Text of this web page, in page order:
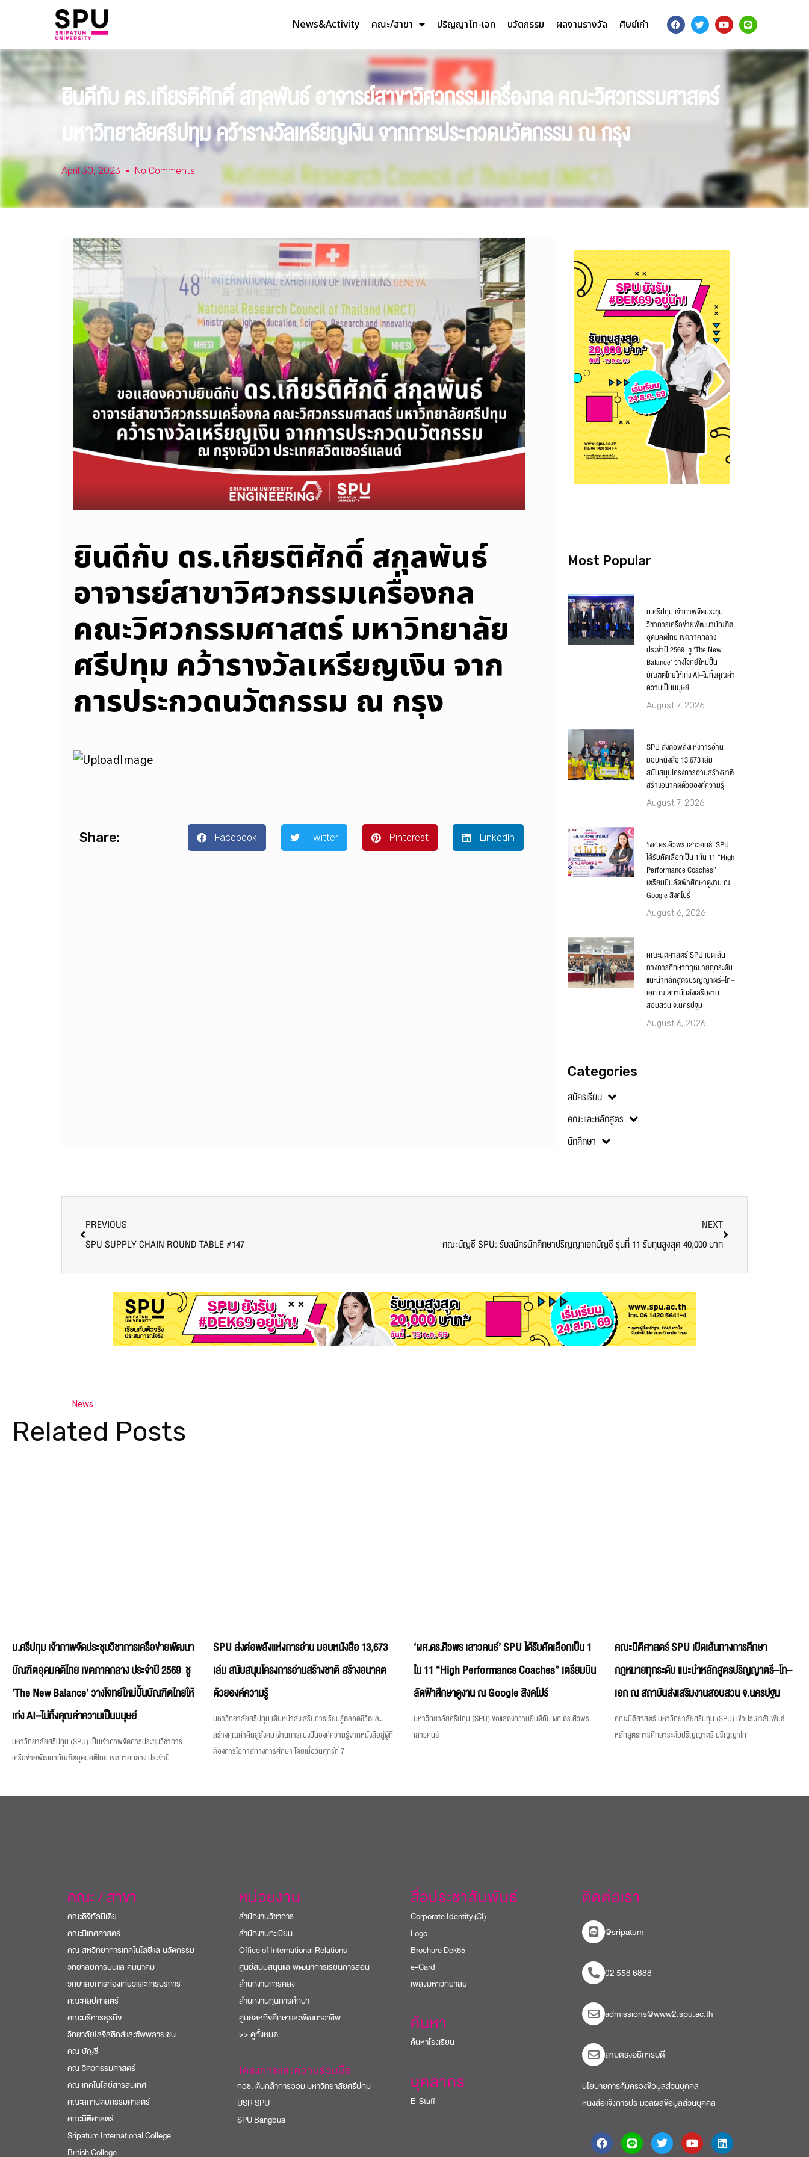
News&Activity คณะ/สาขา ปริญญาโท-เอก นวัตกรรม ผลงานรางวัล ศิษย์เก่า
ยินดีกับ ดร.เกียรติศักดิ์ สกุลพันธ์ อาจารย์สาขาวิศวกรรมเครื่องกล คณะวิศวกรรมศาสตร์
มหาวิทยาลัยศรีปทุม คว้ารางวัลเหรียญเงิน จากการประกวดนวัตกรรม ณ กรุง
April 30, 2023 No Comments
ยินดีกับ ดร.เกียรติศักดิ์ สกุลพันธ์
อาจารย์สาขาวิศวกรรมเครื่องกล
คณะวิศวกรรมศาสตร์ มหาวิทยาลัย
ศรีปทุม คว้ารางวัลเหรียญเงิน จาก
การประกวดนวัตกรรม ณ กรุง
Share: Facebook Twitter Pinterest LinkedIn
Most Popular
ม.ศรีปทุม เจ้าภาพจัดประชุม
วิชาการเครือข่ายพัฒนาบัณฑิต
อุดมคติไทย เขตภาคกลาง
ประจำปี 2569 ชู ‘The New
Balance’ วางโจทย์ใหม่ปั้น
บัณฑิตไทยให้เก่ง AI–ไม่ทิ้งคุณค่า
ความเป็นมนุษย์
August 7, 2026
SPU ส่งต่อพลังแห่งการอ่าน
มอบหนังสือ 13,673 เล่ม
สนับสนุนโครงการอ่านสร้างชาติ
สร้างอนาคตด้วยองค์ความรู้
August 7, 2026
‘ผศ.ดร.ศิวพร เสาวคนธ์’ SPU
ได้รับคัดเลือกเป็น 1 ใน 11 “High
Performance Coaches”
เตรียมบินลัดฟ้าศึกษาดูงาน ณ
Google สิงคโปร์
August 6, 2026
คณะนิติศาสตร์ SPU เปิดเส้น
ทางการศึกษากฎหมายทุกระดับ
แนะนำหลักสูตรปริญญาตรี–โท–
เอก ณ สถาบันส่งเสริมงาน
สอบสวน จ.นครปฐม
August 6, 2026
Categories
สมัครเรียน
คณะและหลักสูตร
นักศึกษา
PREVIOUS
SPU SUPPLY CHAIN ROUND TABLE #147
NEXT
​คณะบัญชี SPU: รับสมัครนักศึกษาปริญญาเอกบัญชี รุ่นที่ 11 รับทุนสูงสุด 40,000 บาท
News
Related Posts
ม.ศรีปทุม เจ้าภาพจัดประชุมวิชาการเครือข่ายพัฒนา
บัณฑิตอุดมคติไทย เขตภาคกลาง ประจำปี 2569 ชู
‘The New Balance’ วางโจทย์ใหม่ปั้นบัณฑิตไทยให้
เก่ง AI–ไม่ทิ้งคุณค่าความเป็นมนุษย์
มหาวิทยาลัยศรีปทุม (SPU) เป็นเจ้าภาพจัดการประชุมวิชาการ
เครือข่ายพัฒนาบัณฑิตอุดมคติไทย เขตภาคกลาง ประจำปี
SPU ส่งต่อพลังแห่งการอ่าน มอบหนังสือ 13,673
เล่ม สนับสนุนโครงการอ่านสร้างชาติ สร้างอนาคต
ด้วยองค์ความรู้
มหาวิทยาลัยศรีปทุม เดินหน้าส่งเสริมการเรียนรู้ตลอดชีวิตและ
สร้างคุณค่าคืนสู่สังคม ผ่านการแบ่งปันองค์ความรู้จากหนังสือสู่ผู้ที่
ต้องการโอกาสทางการศึกษา โดยเมื่อวันศุกร์ที่ 7
‘ผศ.ดร.ศิวพร เสาวคนธ์’ SPU ได้รับคัดเลือกเป็น 1
ใน 11 “High Performance Coaches” เตรียมบิน
ลัดฟ้าศึกษาดูงาน ณ Google สิงคโปร์
มหาวิทยาลัยศรีปทุม (SPU) ขอแสดงความยินดีกับ ผศ.ดร.ศิวพร
เสาวคนธ์
คณะนิติศาสตร์ SPU เปิดเส้นทางการศึกษา
กฎหมายทุกระดับ แนะนำหลักสูตรปริญญาตรี–โท–
เอก ณ สถาบันส่งเสริมงานสอบสวน จ.นครปฐม
คณะนิติศาสตร์ มหาวิทยาลัยศรีปทุม (SPU) เข้าประชาสัมพันธ์
หลักสูตรการศึกษาระดับปริญญาตรี ปริญญาโท
คณะ / สาขา
คณะดิจิทัลมีเดีย
คณะนิเทศศาสตร์
คณะสหวิทยาการเทคโนโลยีและนวัตกรรม
วิทยาลัยการบินและคมนาคม
วิทยาลัยการท่องเที่ยวและการบริการ
คณะศิลปศาสตร์
คณะบริหารธุรกิจ
วิทยาลัยโลจิสติกส์และซัพพลายเชน
คณะบัญชี
คณะวิศวกรรมศาสตร์
คณะเทคโนโลยีสารสนเทศ
คณะสถาปัตยกรรมศาสตร์
คณะนิติศาสตร์
Sripatum International College
British College
หน่วยงาน
สำนักงานวิชาการ
สำนักงานทะเบียน
Office of International Relations
ศูนย์สนับสนุนและพัฒนาการเรียนการสอน
สำนักงานการคลัง
สำนักงานทุนการศึกษา
ศูนย์สหกิจศึกษาและพัฒนาอาชีพ
>> ดูทั้งหมด
โครงการและความร่วมมือ
กอช. ต้นกล้าการออม มหาวิทยาลัยศรีปทุม
USR SPU
SPU Bangbua
สื่อประชาสัมพันธ์
Corporate Identity (CI)
Logo
Brochure Dek65
e-Card
เพลงมหาวิทยาลัย
ค้นหา
ค้นหาโรงเรียน
บุคลากร
E-Staff
ติดต่อเรา
@sripatum
02 558 6888
admissions@www2.spu.ac.th
สายตรงอธิการบดี​
นโยบายการคุ้มครองข้อมูลส่วนบุคคล
หนังสือแจ้งการประมวลผลข้อมูลส่วนบุคคล